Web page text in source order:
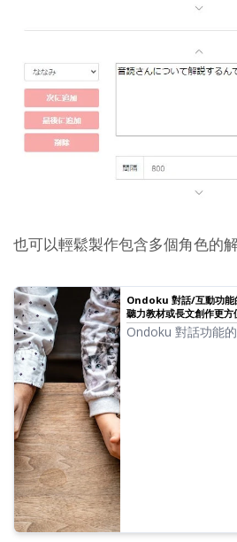
也可以輕鬆製作包含多個角色的
Ondoku 對話/互動功能
聽力教材或長文創作更方
Ondoku 對話功能